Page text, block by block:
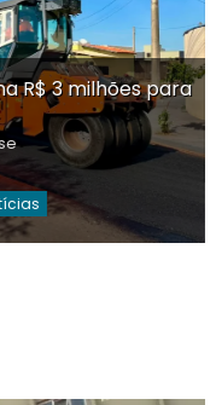
R$ 3 milhões para